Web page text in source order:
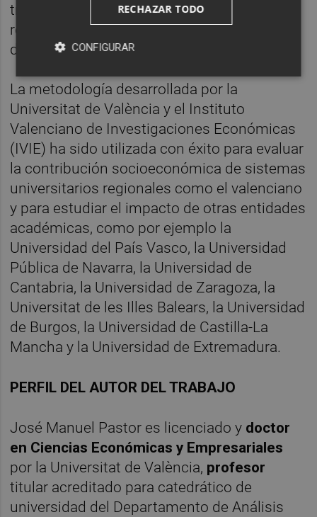
trabajo, los cuales también han obtenido
resultados relativos a la contribución fiscal
de las universidades.
La metodología desarrollada por la
Universitat de València y el Instituto
Valenciano de Investigaciones Económicas
(IVIE) ha sido utilizada con éxito para evaluar
la contribución socioeconómica de sistemas
universitarios regionales como el valenciano
y para estudiar el impacto de otras entidades
académicas, como por ejemplo la
Universidad del País Vasco, la Universidad
Pública de Navarra, la Universidad de
Cantabria, la Universidad de Zaragoza, la
Universitat de les Illes Balears, la Universidad
de Burgos, la Universidad de Castilla-La
Mancha y la Universidad de Extremadura.
PERFIL DEL AUTOR DEL TRABAJO
José Manuel Pastor es licenciado y doctor
en Ciencias Económicas y Empresariales
por la Universitat de València, profesor
titular acreditado para catedrático de
universidad del Departamento de Análisis
RECHAZAR TODO
CONFIGURAR